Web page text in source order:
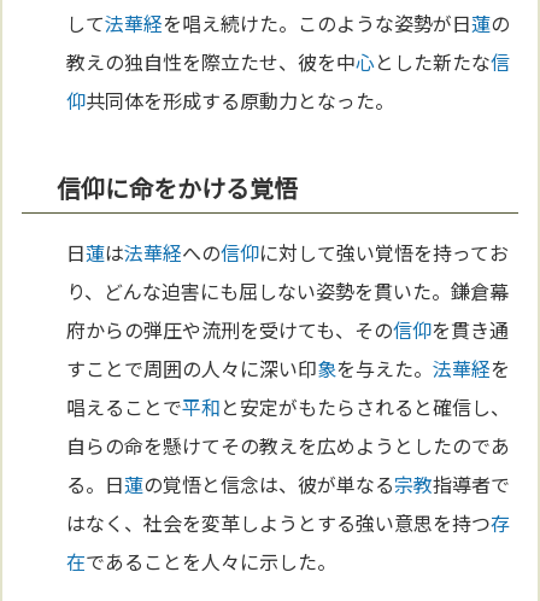
して法華経を唱え続けた。このような姿勢が日蓮の
教えの独自性を際立たせ、彼を中心とした新たな信
仰共同体を形成する原動力となった。
信仰に命をかける覚悟
日蓮は法華経への信仰に対して強い覚悟を持ってお
り、どんな迫害にも屈しない姿勢を貫いた。鎌倉幕
府からの弾圧や流刑を受けても、その信仰を貫き通
すことで周囲の人々に深い印象を与えた。法華経を
唱えることで平和と安定がもたらされると確信し、
自らの命を懸けてその教えを広めようとしたのであ
る。日蓮の覚悟と信念は、彼が単なる宗教指導者で
はなく、社会を変革しようとする強い意思を持つ存
在であることを人々に示した。